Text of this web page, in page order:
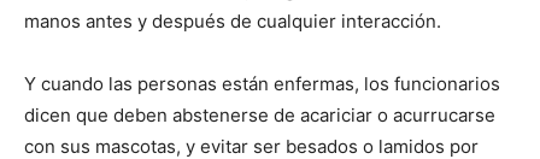
manos antes y después de cualquier interacción.
Y cuando las personas están enfermas, los funcionarios
dicen que deben abstenerse de acariciar o acurrucarse
con sus mascotas, y evitar ser besados o lamidos por